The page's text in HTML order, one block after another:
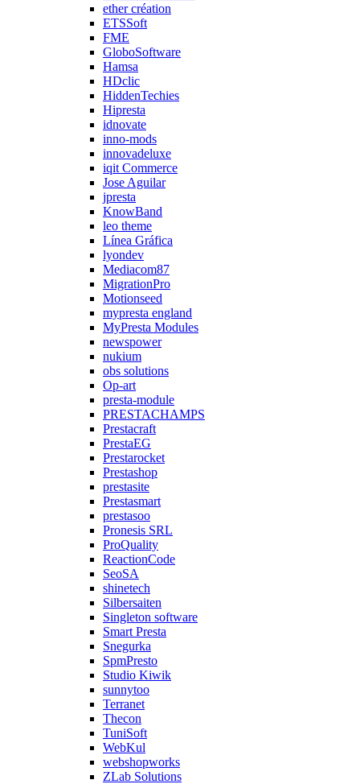
ether création
ETSSoft
FME
GloboSoftware
Hamsa
HDclic
HiddenTechies
Hipresta
idnovate
inno-mods
innovadeluxe
iqit Commerce
Jose Aguilar
jpresta
KnowBand
leo theme
Línea Gráfica
lyondev
Mediacom87
MigrationPro
Motionseed
mypresta england
MyPresta Modules
newspower
nukium
obs solutions
Op-art
presta-module
PRESTACHAMPS
Prestacraft
PrestaEG
Prestarocket
Prestashop
prestasite
Prestasmart
prestasoo
Pronesis SRL
ProQuality
ReactionCode
SeoSA
shinetech
Silbersaiten
Singleton software
Smart Presta
Snegurka
SpmPresto
Studio Kiwik
sunnytoo
Terranet
Thecon
TuniSoft
WebKul
webshopworks
ZLab Solutions